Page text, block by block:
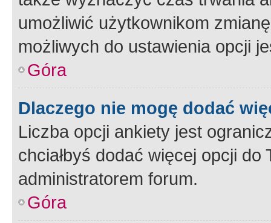
umożliwić użytkownikom
możliwych do ustawienia opcji
Góra
Dlaczego nie mogę dodać
Liczba opcji ankiety jest
chciałbyś dodać więcej opcji
administratorem forum.
Góra